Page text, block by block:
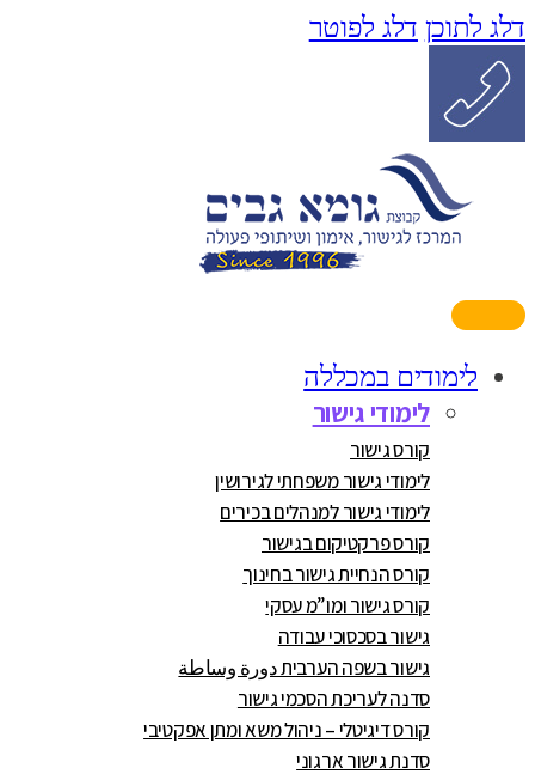
דלג לתוכן דלג לפוטר
לימודים במכללה
לימודי גישור
קורס גישור
לימודי גישור משפחתי לגירושין
לימודי גישור למנהלים בכירים
קורס פרקטיקום בגישור
קורס הנחיית גישור בחינוך
קורס גישור ומו”מ עסקי
גישור בסכסוכי עבודה
גישור בשפה הערבית دورة وساطة
סדנה לעריכת הסכמי גישור
קורס דיגיטלי – ניהול משא ומתן אפקטיבי
סדנת גישור ארגוני